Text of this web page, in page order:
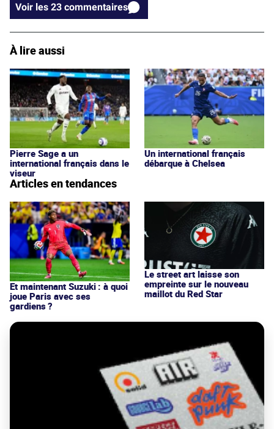
Voir les 23 commentaires
À lire aussi
Pierre Sage a un
international français dans le
viseur
Un international français
débarque à Chelsea
Articles en tendances
Et maintenant Suzuki : à quoi
joue Paris avec ses
gardiens ?
Le street art laisse son
empreinte sur le nouveau
maillot du Red Star